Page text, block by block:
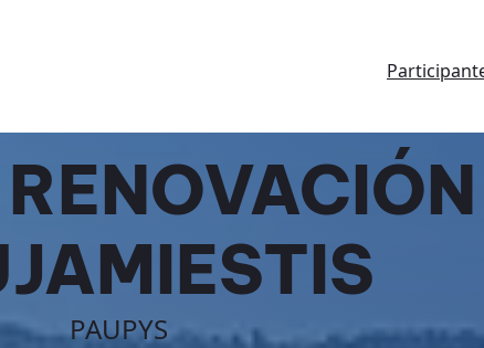
PAUPYS